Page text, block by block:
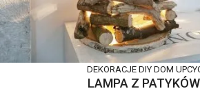
DEKORACJE DIY DOM
LAMPA Z